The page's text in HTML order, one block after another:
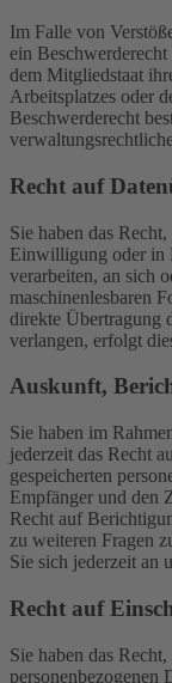
Im Falle von
ein
dem Mitgliedstaat
Arbeitsplatzes oder
Beschwerderecht
Recht auf
Sie haben das
Einwilligung oder in
verarbeiten, an sich
maschinenlesbaren
direkte Übertragung
verlangen, erfolgt
Auskunft,
Sie haben im
jederzeit das Recht
gespeicherten
Empfänger und den
Recht auf
zu weiteren Fragen
Sie sich jederzeit an
Recht auf
Sie haben das
personenbezogenen